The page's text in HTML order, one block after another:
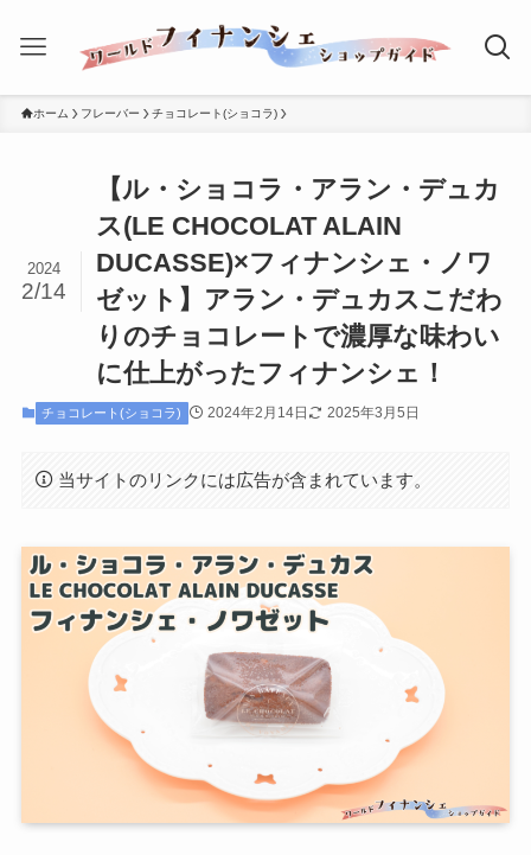
ホーム フレーバー チョコレート(ショコラ)
【ル・ショコラ・アラン・デュカ
ス(LE CHOCOLAT ALAIN
DUCASSE)×フィナンシェ・ノワ
ゼット】アラン・デュカスこだわ
りのチョコレートで濃厚な味わい
に仕上がったフィナンシェ！
2024
2/14
チョコレート(ショコラ) 2024年2月14日 2025年3月5日
当サイトのリンクには広告が含まれています。